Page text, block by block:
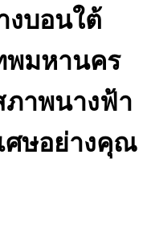
งบอนใต้
พมหานคร
าพนางฟ้า
ศษอย่างคุณ